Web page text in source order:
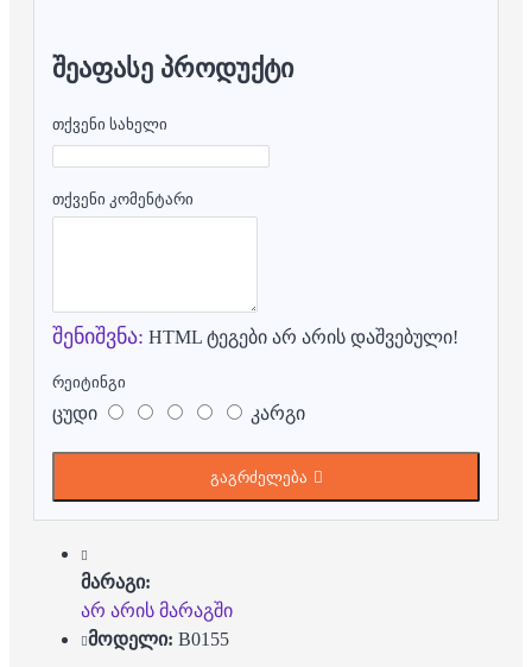
ᲨᲔᲐᲤᲐᲡᲔ ᲞᲠᲝᲓᲣᲥᲢᲘ
თქვენი სახელი
თქვენი კომენტარი
შენიშვნა: HTML ტეგები არ არის დაშვებული!
რეიტინგი
ცუდი კარგი
გაგრძელება
მარაგი:
არ არის მარაგში
მოდელი: B0155